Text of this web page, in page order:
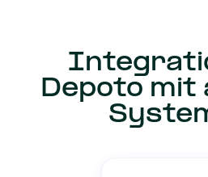
Depoto mit